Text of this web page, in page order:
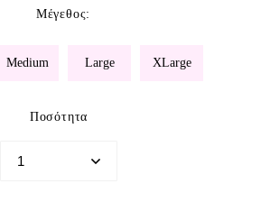
Μέγεθος:
Medium Large XLarge
Ποσότητα